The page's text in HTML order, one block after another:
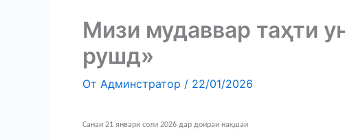
Мизи мудаввар таҳти
рушд»
От Админстратор / 22/01/2026
Санаи 21 январи соли 2026 дар доираи нақшаи